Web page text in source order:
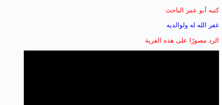
كتبه أبو عمر الباحث
غفر الله له ولوالديه
الرد مصورًا على هذه الفرية